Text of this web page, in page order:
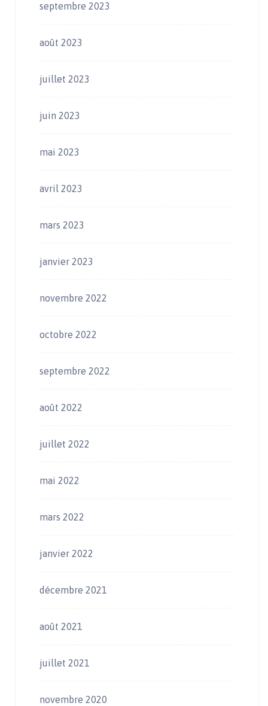
septembre 2023
août 2023
juillet 2023
juin 2023
mai 2023
avril 2023
mars 2023
janvier 2023
novembre 2022
octobre 2022
septembre 2022
août 2022
juillet 2022
mai 2022
mars 2022
janvier 2022
décembre 2021
août 2021
juillet 2021
novembre 2020